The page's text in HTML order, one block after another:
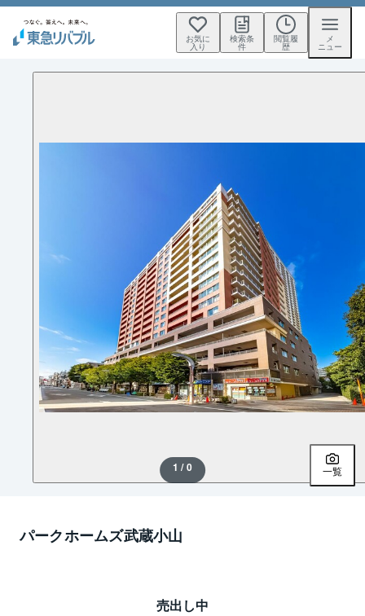
お気に
入り
検索条
件
閲覧履
歴
メ
ニュー
1 / 0 一覧
パークホームズ武蔵小山
売出し中